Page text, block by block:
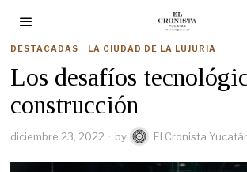
DESTACADAS · LA CIUDAD DE LA LUJURIA
Los desafíos
construcción
diciembre 23, 2022 by El Cronista